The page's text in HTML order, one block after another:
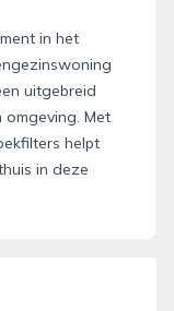
in het
uitgebreid
Met
helpt
in deze